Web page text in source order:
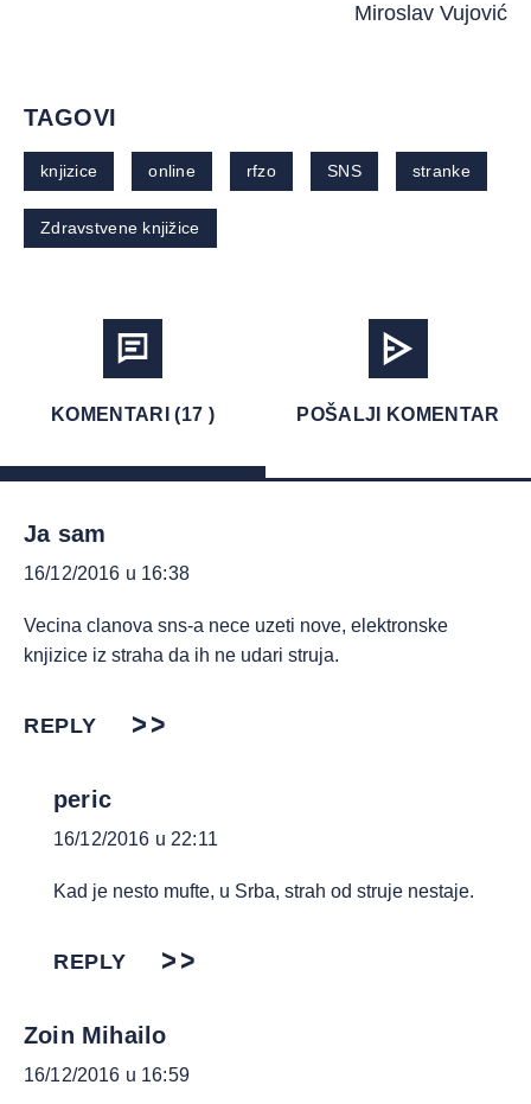
Miroslav Vujović
TAGOVI
knjizice online rfzo SNS stranke
Zdravstvene knjižice
KOMENTARI (17 ) POŠALJI KOMENTAR
Ja sam
16/12/2016 u 16:38
Vecina clanova sns-a nece uzeti nove, elektronske
knjizice iz straha da ih ne udari struja.
REPLY
peric
16/12/2016 u 22:11
Kad je nesto mufte, u Srba, strah od struje nestaje.
REPLY
Zoin Mihailo
16/12/2016 u 16:59